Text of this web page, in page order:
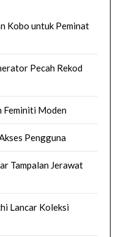
Kobo untuk Peminat
Pecah Rekod
Feminiti Moden
Pengguna
Tampalan Jerawat
Lancar Koleksi